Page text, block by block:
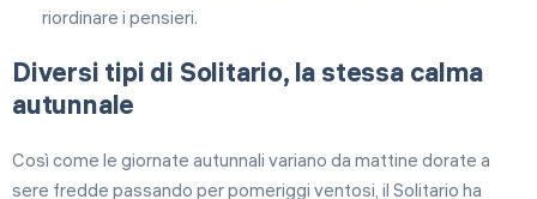
riordinare i pensieri.
Diversi tipi di Solitario, la stessa calma
autunnale
Così come le giornate autunnali variano da mattine dorate a
sere fredde passando per pomeriggi ventosi, il Solitario ha